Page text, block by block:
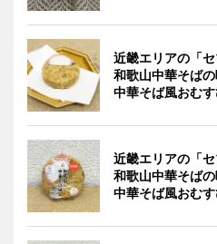
近畿エリアの「
和歌山中華そば
中華そば風おむす
近畿エリアの「
和歌山中華そば
中華そば風おむす